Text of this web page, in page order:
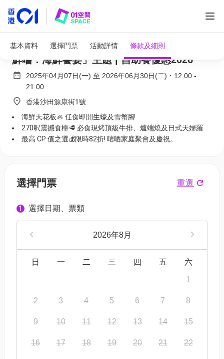
基本資料 選擇門票 活動詳情 條款及細則
沙田帝逸酒店自助餐優惠 限時82折 | 「堂弄
鮮嚐．海鮮饗宴」主題 | 自助餐優惠2026
2025年04月07日(一) 至 2026年06月30日(二) ・ 12:00 -
21:00
香港沙田源康街1號
海鮮天花板🦪 任食即開生蠔及雪蟹腳
270呎震撼食檯🥩 必食現烤頂級牛排、爐端燒及日式天婦羅
最高 CP 值之選💰限時82折! 啱哂家庭聚會及慶祝。
選擇門票 重選
1 選擇日期、票類
2026年8月
日 一 二 三 四 五 六
1
2 3 4 5 6 7 8
9 10 11 12 13 14 15
16 17 18 19 20 21 22